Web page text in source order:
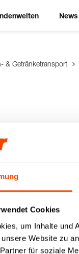
Cookies
um Inhalte und
Website zu
für soziale
News
& Getränketransport
12L
kaufen